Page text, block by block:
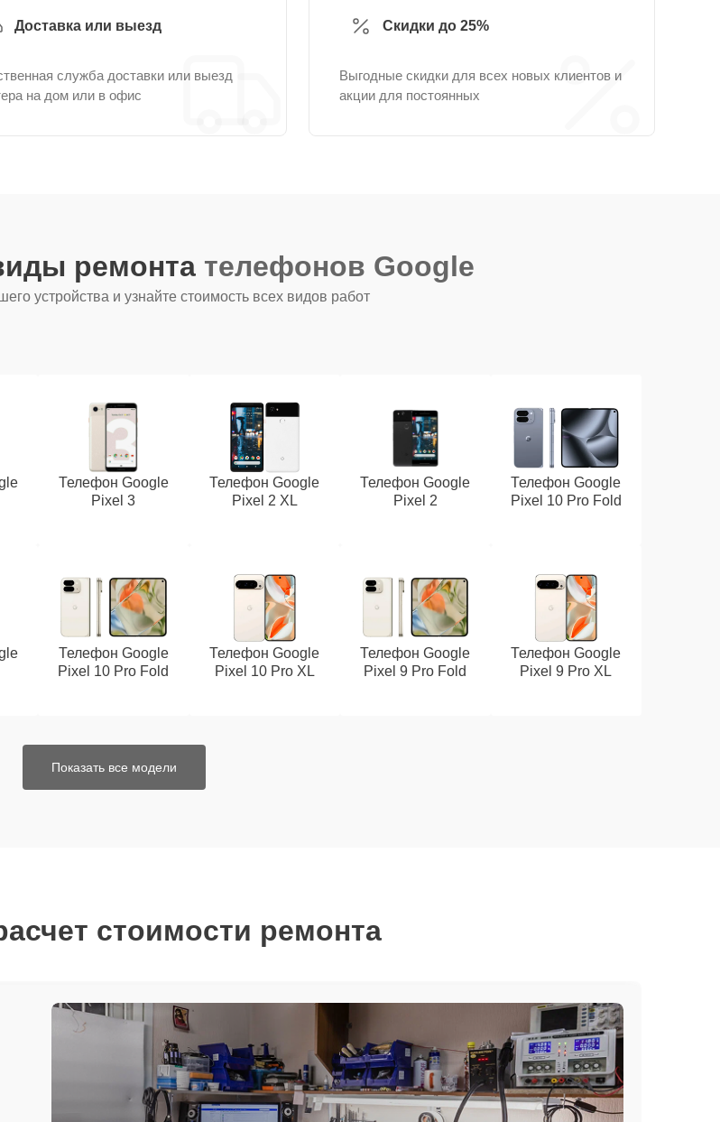
Доставка или выезд
служба доставки или выезд
на дом или в офис
Скидки до 25%
Выгодные скидки для всех новых клиентов и
акции для постоянных
ремонта телефонов Google
устройства и узнайте стоимость всех видов работ
Телефон Google
Pixel 3
Телефон Google
Pixel 2 XL
Телефон Google
Pixel 2
Телефон Google
Pixel 10 Pro Fold
Телефон Google
Pixel 10 Pro Fold
Телефон Google
Pixel 10 Pro XL
Телефон Google
Pixel 9 Pro Fold
Телефон Google
Pixel 9 Pro XL
Показать все модели
стоимости ремонта